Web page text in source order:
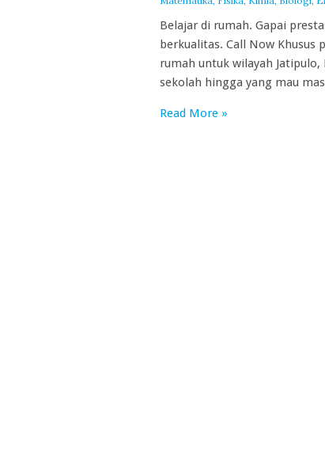
Belajar di rumah. Gapai
berkualitas. Call Now Khusus
rumah untuk wilayah
sekolah hingga yang mau
Read More »